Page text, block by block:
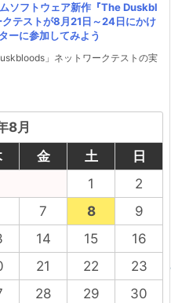
ソフトウェア新作『The Duskbl
テストが8月21日～24日にかけ
ーに参加してみよう
」ネットワークテストの実
8月
金 土
日
1
2
7 8
9
14 15
16
21 22
23
28 29
30